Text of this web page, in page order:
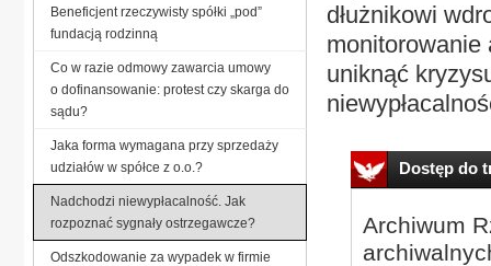
dłużnikowi
monitorowanie
uniknąć
Dostęp do
Archiwum
Beneficjent rzeczywisty spółki „pod”
fundacją rodzinną
Co w razie odmowy zawarcia umowy
o dofinansowanie: protest czy skarga do
sądu?
Jaka forma wymagana przy sprzedaży
udziałów w spółce z o.o.?
Nadchodzi niewypłacalność. Jak
rozpoznać sygnały ostrzegawcze?
Odszkodowanie za wypadek w firmie